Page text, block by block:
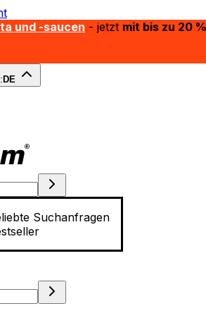
und -saucen - jetzt mit bis zu 20 %
DE
Suchanfragen